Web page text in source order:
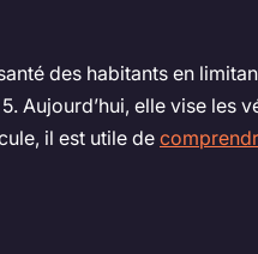
des habitants en
Aujourd’hui, elle vise
il est utile de